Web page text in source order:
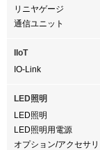
リニヤゲージ
通信ユニット
IIoT
IO-Link
LED照明
LED照明
LED照明用電源
オプション/アクセサリ